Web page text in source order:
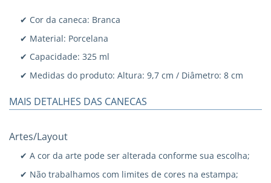
✔ Cor da caneca: Branca
✔ Material: Porcelana
✔ Capacidade: 325 ml
✔ Medidas do produto: Altura: 9,7 cm / Diâmetro: 8 cm
MAIS DETALHES DAS CANECAS
Artes/Layout
✔ A cor da arte pode ser alterada conforme sua escolha;
✔ Não trabalhamos com limites de cores na estampa;